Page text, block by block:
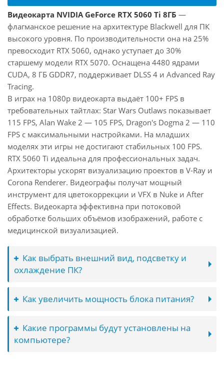
Видеокарта NVIDIA GeForce RTX 5060 Ti 8ГБ —
флагманское решение на архитектуре Blackwell для ПК
высокого уровня. По производительности она на 25%
превосходит RTX 5060, однако уступает до 30%
старшему модели RTX 5070. Оснащена 4480 ядрами
CUDA, 8 ГБ GDDR7, поддерживает DLSS 4 и Advanced Ray
Tracing.
В играх на 1080p видеокарта выдаёт 100+ FPS в
требовательных тайтлах: Star Wars Outlaws показывает
115 FPS, Alan Wake 2 — 105 FPS, Dragon's Dogma 2 — 110
FPS с максимальными настройками. На младших
моделях эти игры не достигают стабильных 100 FPS.
RTX 5060 Ti идеальна для профессиональных задач.
Архитекторы ускорят визуализацию проектов в V-Ray и
Corona Renderer. Видеографы получат мощный
инструмент для цветокоррекции и VFX в Nuke и After
Effects. Видеокарта эффективна при потоковой
обработке больших объёмов изображений, работе с
медицинской визуализацией.
Как выбрать внешний вид, подсветку и
охлаждение ПК?
Как увеличить мощность блока питания?
Какие программы будут установлены на
компьютере?